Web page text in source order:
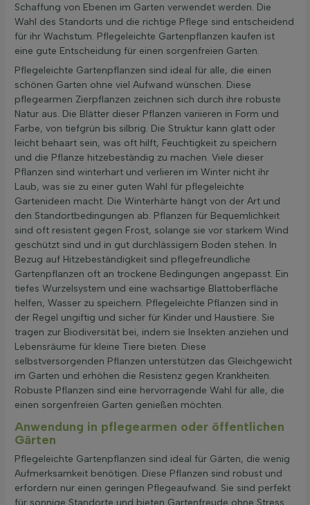
Schaffung von Ebenen im Garten verwendet werden. Die
Wahl des Standorts und die richtige Pflege sind entscheidend
für ihr Wachstum. Pflegeleichte Gartenpflanzen kaufen ist
eine gute Entscheidung für einen sorgenfreien Garten.
Pflegeleichte Gartenpflanzen sind ideal für alle, die einen
schönen Garten ohne viel Aufwand wünschen. Diese
pflegearmen Zierpflanzen zeichnen sich durch ihre robuste
Natur aus. Die Blätter dieser Pflanzen variieren in Form und
Farbe, von tiefgrün bis silbrig. Die Struktur kann glatt oder
leicht behaart sein, was oft hilft, Feuchtigkeit zu speichern
und die Pflanze hitzebeständig zu machen. Viele dieser
Pflanzen sind winterhart und verlieren im Winter nicht ihr
Laub, was sie zu einer guten Wahl für pflegeleichte
Gartenideen macht. Die Winterhärte hängt von der Art und
den Standortbedingungen ab. Pflanzen für Bequemlichkeit
sind oft resistent gegen Frost, solange sie vor starkem Wind
geschützt sind und in gut durchlässigem Boden stehen. In
Bezug auf Hitzebeständigkeit sind pflegefreundliche
Gartenpflanzen oft an trockene Bedingungen angepasst. Ein
tiefes Wurzelsystem und eine wachsartige Blattoberfläche
helfen, Wasser zu speichern. Pflegeleichte Pflanzen sind in
der Regel ungiftig und sicher für Kinder und Haustiere. Sie
tragen zur Biodiversität bei, indem sie Insekten anziehen und
Lebensräume für kleine Tiere bieten. Diese
selbstversorgenden Pflanzen unterstützen das Gleichgewicht
im Garten und erhöhen die Resistenz gegen Krankheiten.
Robuste Pflanzen sind eine hervorragende Wahl für alle, die
einen sorgenfreien Garten genießen möchten.
Anwendung in pflegearmen oder öffentlichen
Gärten
Pflegeleichte Gartenpflanzen sind ideal für Gärten, die wenig
Aufmerksamkeit benötigen. Diese Pflanzen sind robust und
erfordern nur einen geringen Pflegeaufwand. Sie sind perfekt